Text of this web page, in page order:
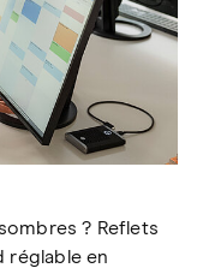
? Reflets
réglable en